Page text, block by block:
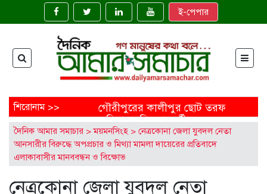
ই-পেপার
শিরোনাম >>
গৌরীপুরের কালীপুর ছোট তরফ
জমিদারবাড়ির শতবর্ষী
নাগলিঙ্গম গাছ: ইতিহাসের নীরব
সাক্ষী
ময়মনসিংহের ত্রিশালে জাতীয়
মৎস্য সপ্তাহ উদ্বোধন
‘মাছে-ভাতে বাঙালি’: বিশ্বে
দৈনিক আমার সমাচার >ময়মনসিংহ > নেত্রকোনা জেলা যুবদল নেতা
আনসারীর বিরুদ্ধে অপপ্রচার ও মিথ্যা মামলা দায়েরের প্রতিবাদে
এলাকাবাসীর মানববন্ধন ও বিক্ষোভ
নেত্রকোনা জেলা যুবদল নেতা